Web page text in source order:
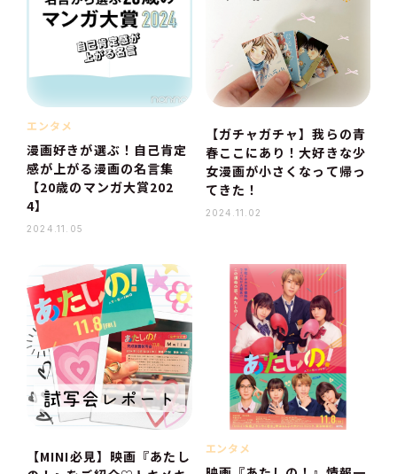
エンタメ
漫画好きが選ぶ！自己肯定
感が上がる漫画の名言集
【20歳のマンガ大賞202
4】
2024.11.05
【ガチャガチャ】我らの青
春ここにあり！大好きな少
女漫画が小さくなって帰っ
てきた！
2024.11.02
【MINI必見】映画『あたし
エンタメ